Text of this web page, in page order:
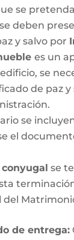
se
deben
y salvo por
es un
se
de paz y
se
el
se
del
de entrega: